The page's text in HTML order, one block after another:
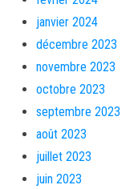
janvier 2024
décembre 2023
novembre 2023
octobre 2023
septembre 2023
août 2023
juillet 2023
juin 2023